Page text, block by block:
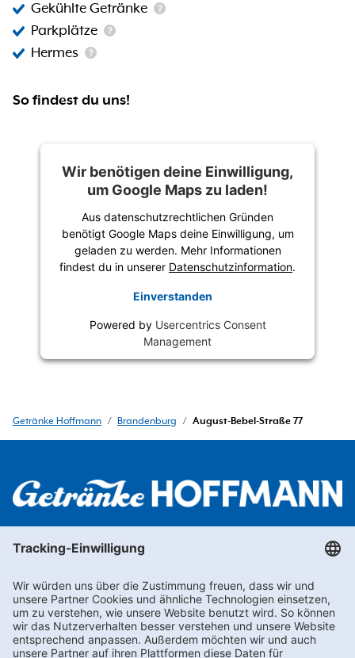
Gekühlte Getränke
Parkplätze
Hermes
So findest du uns!
Wir benötigen deine Einwilligung,
um Google Maps zu laden!
Aus datenschutzrechtlichen Gründen
benötigt Google Maps deine Einwilligung, um
geladen zu werden. Mehr Informationen
findest du in unserer Datenschutzinformation.
Einverstanden
Powered by Usercentrics Consent
Management
Getränke Hoffmann / Brandenburg / August-Bebel-Straße 77
Newsletter abonnieren
Kontakt